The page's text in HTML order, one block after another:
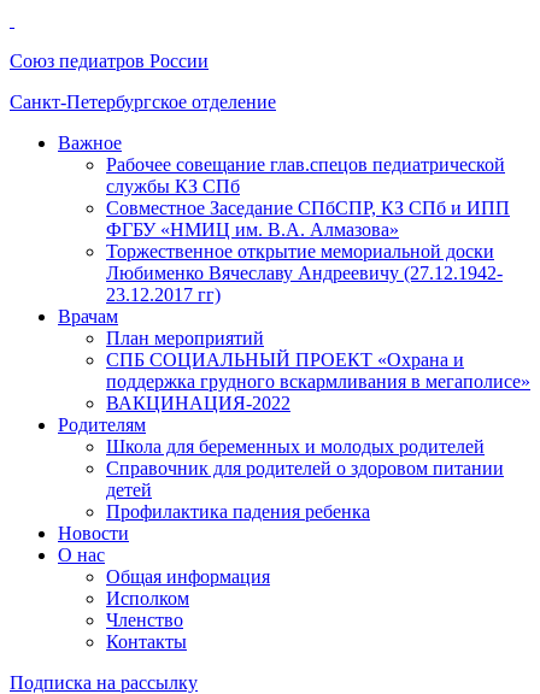
Союз педиатров России
Санкт-Петербургское отделение
Важное
Рабочее совещание глав.спецов педиатрической
службы КЗ СПб
Совместное Заседание СПбСПР, КЗ СПб и ИПП
ФГБУ «НМИЦ им. В.А. Алмазова»
Торжественное открытие мемориальной доски
Любименко Вячеславу Андреевичу (27.12.1942-
23.12.2017 гг)
Врачам
План мероприятий
СПБ СОЦИАЛЬНЫЙ ПРОЕКТ «Охрана и
поддержка грудного вскармливания в мегаполисе»
ВАКЦИНАЦИЯ-2022
Родителям
Школа для беременных и молодых родителей
Справочник для родителей о здоровом питании
детей
Профилактика падения ребенка
Новости
О нас
Общая информация
Исполком
Членство
Контакты
Подписка на рассылку